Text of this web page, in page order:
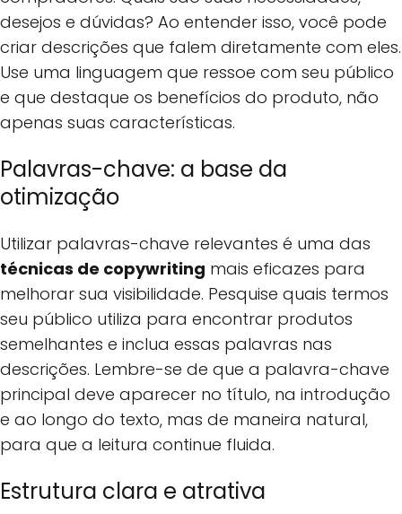
desejos e dúvidas? Ao entender isso, você pode
criar descrições que falem diretamente com eles.
Use uma linguagem que ressoe com seu público
e que destaque os benefícios do produto, não
apenas suas características.
Palavras-chave: a base da
otimização
Utilizar palavras-chave relevantes é uma das
técnicas de copywriting mais eficazes para
melhorar sua visibilidade. Pesquise quais termos
seu público utiliza para encontrar produtos
semelhantes e inclua essas palavras nas
descrições. Lembre-se de que a palavra-chave
principal deve aparecer no título, na introdução
e ao longo do texto, mas de maneira natural,
para que a leitura continue fluida.
Estrutura clara e atrativa